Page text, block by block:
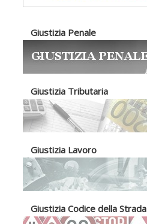
Giustizia Penale
Giustizia Tributaria
Giustizia Lavoro
Giustizia Codice della Strada